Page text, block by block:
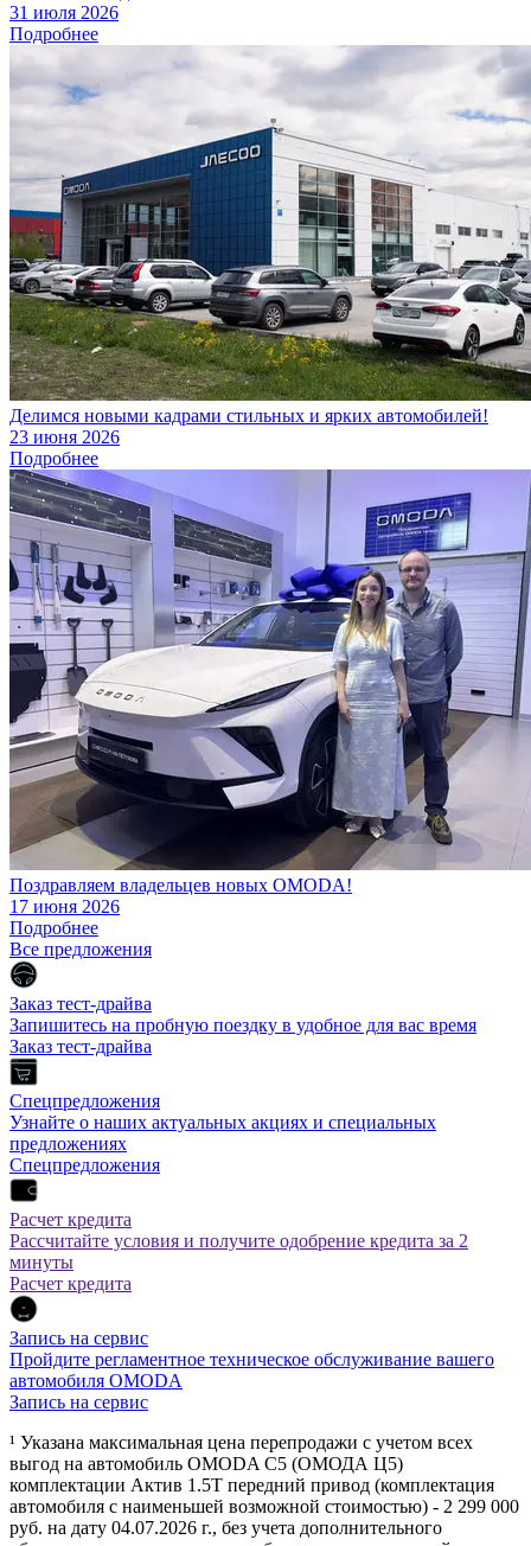
31 июля 2026
Подробнее
Делимся новыми кадрами стильных и ярких автомобилей!
23 июня 2026
Подробнее
Поздравляем владельцев новых OMODA!
17 июня 2026
Подробнее
Все предложения
Заказ тест-драйва
Запишитесь на пробную поездку в удобное для вас время
Заказ тест-драйва
Спецпредложения
Узнайте о наших актуальных акциях и специальных
предложениях
Спецпредложения
Расчет кредита
Рассчитайте условия и получите одобрение кредита за 2
минуты
Расчет кредита
Запись на сервис
Пройдите регламентное техническое обслуживание вашего
автомобиля OMODA
Запись на сервис
¹ Указана максимальная цена перепродажи с учетом всех
выгод на автомобиль OMODA C5 (ОМОДА Ц5)
комплектации Актив 1.5Т передний привод (комплектация
автомобиля с наименьшей возможной стоимостью) - 2 299 000
руб. на дату 04.07.2026 г., без учета дополнительного